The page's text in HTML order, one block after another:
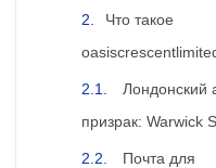
Что такое
Лондонский
призрак: Warwick
Почта для